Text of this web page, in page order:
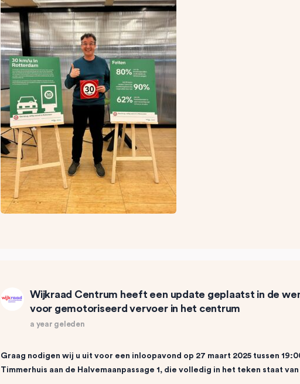
Wijkraad Centrum heeft een update geplaatst in de
voor gemotoriseerd vervoer in het centrum
a year geleden
Graag nodigen wij u uit voor een inloopavond op 27 maart 2025 tussen
Timmerhuis aan de Halvemaanpassage 1, die volledig in het teken staat